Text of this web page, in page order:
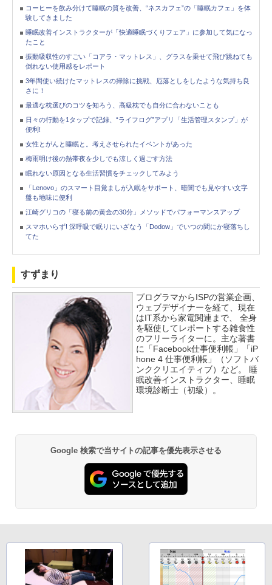
コーヒーを飲み分けて睡眠の質を改善、“ネスカフェ”の「睡眠カフェ」を体
験してきました
睡眠改善インストラクターが「快適睡眠づくりフェア」に参加して気になっ
たこと
振動吸収性のすごい「コアラ・マットレス」、グラスを乗せて飛び跳ねても
倒れない使用感をレポート
3年間使い続けたマットレスの掃除に挑戦、厄落としをしたような気持ち良
さに！
最適な枕選びのコツを知ろう、高級枕でも自分に合わないことも
日々の行動を1タップで記録、“ライフログ”アプリ「生活管理スタンプ」が
便利!
女性とがんと睡眠と。考えさせられたイベントがあった
梅雨明け後の熱帯夜を少しでも涼しく過ごす方法
眠れない原因となる生活習慣をチェックしてみよう
「Lenovo」のスマート目覚ましが入眠をサポート、暗闇でも見やすい文字
盤も地味に便利
江崎グリコの「寝る前の黄金の30分」メソッドでパフォーマンスアップ
スマホいらず! 深呼吸で眠りにいざなう「Dodow」でいつの間にか寝落ちし
てた
すずまり
プログラマからISPの営業企画、
ウェブデザイナーを経て、現在
はIT系から家電関連まで、 全身
を駆使してレポートする雑食性
のフリーライターに。主な著書
に「Facebook仕事便利帳」「iP
hone 4 仕事便利帳」（ソフトバ
ンククリエイティブ）など。 睡
眠改善インストラクター、睡眠
環境診断士（初級）。
Google 検索で当サイトの記事を優先表示させる